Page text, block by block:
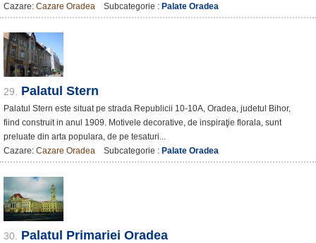
Cazare: Cazare Oradea Subcategorie : Palate Oradea
29. Palatul Stern
Palatul Stern este situat pe strada Republicii 10-10A, Oradea, judetul Bihor,
fiind construit in anul 1909. Motivele decorative, de inspiraţie florala, sunt
preluate din arta populara, de pe tesaturi...
Cazare: Cazare Oradea Subcategorie : Palate Oradea
30. Palatul Primariei Oradea